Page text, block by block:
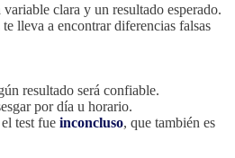
clara y un resultado esperado.
lleva a encontrar diferencias falsas
resultado será confiable.
por día u horario.
test fue inconcluso, que también es